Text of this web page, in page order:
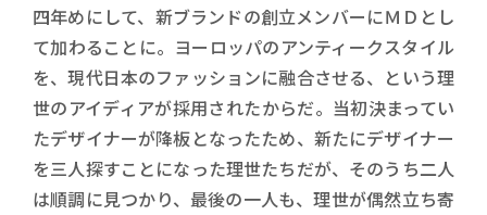
四年めにして、新ブランドの創立メンバーにＭＤとし
て加わることに。ヨーロッパのアンティークスタイル
を、現代日本のファッションに融合させる、という理
世のアイディアが採用されたからだ。当初決まってい
たデザイナーが降板となったため、新たにデザイナー
を三人探すことになった理世たちだが、そのうち二人
は順調に見つかり、最後の一人も、理世が偶然立ち寄